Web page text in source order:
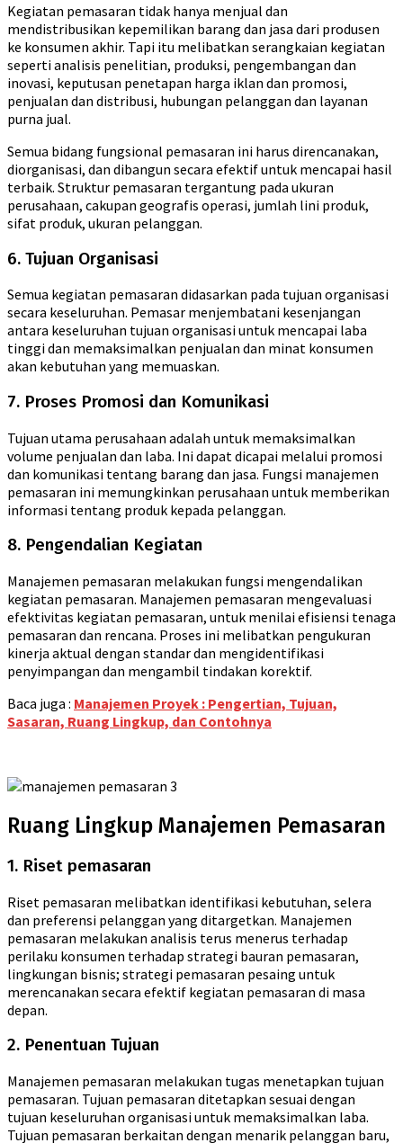
Kegiatan pemasaran tidak hanya menjual dan
mendistribusikan kepemilikan barang dan jasa dari produsen
ke konsumen akhir. Tapi itu melibatkan serangkaian kegiatan
seperti analisis penelitian, produksi, pengembangan dan
inovasi, keputusan penetapan harga iklan dan promosi,
penjualan dan distribusi, hubungan pelanggan dan layanan
purna jual.
Semua bidang fungsional pemasaran ini harus direncanakan,
diorganisasi, dan dibangun secara efektif untuk mencapai hasil
terbaik. Struktur pemasaran tergantung pada ukuran
perusahaan, cakupan geografis operasi, jumlah lini produk,
sifat produk, ukuran pelanggan.
6. Tujuan Organisasi
Semua kegiatan pemasaran didasarkan pada tujuan organisasi
secara keseluruhan. Pemasar menjembatani kesenjangan
antara keseluruhan tujuan organisasi untuk mencapai laba
tinggi dan memaksimalkan penjualan dan minat konsumen
akan kebutuhan yang memuaskan.
7. Proses Promosi dan Komunikasi
Tujuan utama perusahaan adalah untuk memaksimalkan
volume penjualan dan laba. Ini dapat dicapai melalui promosi
dan komunikasi tentang barang dan jasa. Fungsi manajemen
pemasaran ini memungkinkan perusahaan untuk memberikan
informasi tentang produk kepada pelanggan.
8. Pengendalian Kegiatan
Manajemen pemasaran melakukan fungsi mengendalikan
kegiatan pemasaran. Manajemen pemasaran mengevaluasi
efektivitas kegiatan pemasaran, untuk menilai efisiensi tenaga
pemasaran dan rencana. Proses ini melibatkan pengukuran
kinerja aktual dengan standar dan mengidentifikasi
penyimpangan dan mengambil tindakan korektif.
Baca juga : Manajemen Proyek : Pengertian, Tujuan,
Sasaran, Ruang Lingkup, dan Contohnya
Ruang Lingkup Manajemen Pemasaran
1. Riset pemasaran
Riset pemasaran melibatkan identifikasi kebutuhan, selera
dan preferensi pelanggan yang ditargetkan. Manajemen
pemasaran melakukan analisis terus menerus terhadap
perilaku konsumen terhadap strategi bauran pemasaran,
lingkungan bisnis; strategi pemasaran pesaing untuk
merencanakan secara efektif kegiatan pemasaran di masa
depan.
2. Penentuan Tujuan
Manajemen pemasaran melakukan tugas menetapkan tujuan
pemasaran. Tujuan pemasaran ditetapkan sesuai dengan
tujuan keseluruhan organisasi untuk memaksimalkan laba.
Tujuan pemasaran berkaitan dengan menarik pelanggan baru,